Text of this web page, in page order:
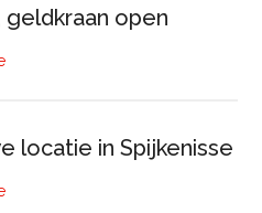
open
locatie in Spijkenisse